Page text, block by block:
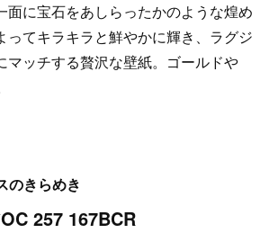
面に宝石をあしらったかのような煌め
ってキラキラと鮮やかに輝き、ラグジ
マッチする贅沢な壁紙。ゴールドや
のきらめき
257 167BCR